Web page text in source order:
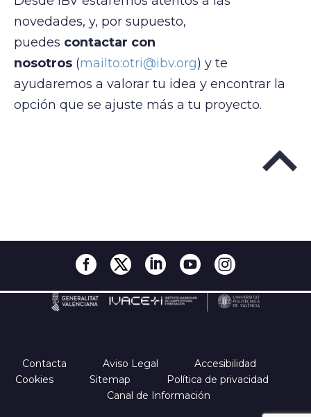
novedades, y, por supuesto,
puedes contactar con
nosotros (mailto:otri@ibv.org) y te
ayudaremos a valorar tu idea y encontrar la
opción que se ajuste más a tu proyecto.
Contacta Aviso Legal
Accesibilidad
Cookies
Sitemap
Política de privacidad
Canal de Información